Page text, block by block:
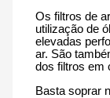
Os filtros de
utilização de
elevadas
ar. São
dos filtros em
Basta soprar